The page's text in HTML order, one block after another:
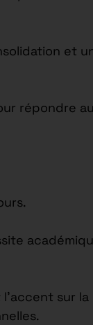
et
répondre
sur